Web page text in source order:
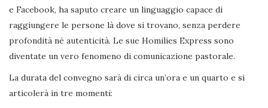
e Facebook, ha saputo creare un linguaggio capace di
raggiungere le persone là dove si trovano, senza perdere
profondità né autenticità. Le sue Homilies Express sono
diventate un vero fenomeno di comunicazione pastorale.
La durata del convegno sarà di circa un’ora e un quarto e si
articolerà in tre momenti: